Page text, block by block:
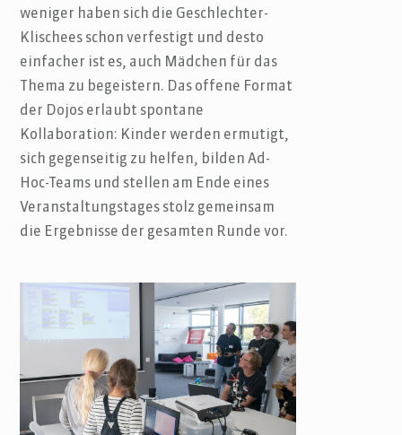
weniger haben sich die Geschlechter-
Klischees schon verfestigt und desto
einfacher ist es, auch Mädchen für das
Thema zu begeistern. Das offene Format
der Dojos erlaubt spontane
Kollaboration: Kinder werden ermutigt,
sich gegenseitig zu helfen, bilden Ad-
Hoc-Teams und stellen am Ende eines
Veranstaltungstages stolz gemeinsam
die Ergebnisse der gesamten Runde vor.